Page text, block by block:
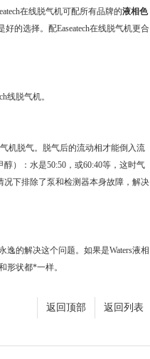
在线脱气机可配所有品牌的液相色
好的选择。配Easeatech在线脱气机更合
线脱气机。
机脱气。脱气后的流动相才能倒入流
）：水是50:50，或60:40等，这时气
下排除了泵和检测器本身故障，解决
逸的解决这个问题。如果是Waters液相
形状都*一样。
返回列表
返回顶部